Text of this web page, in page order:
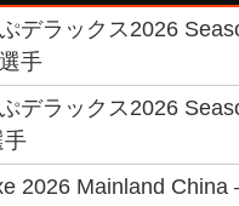
デラックス2026
手
デラックス2026
2026 Mainland